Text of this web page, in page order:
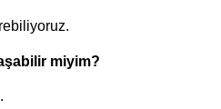
miyim?